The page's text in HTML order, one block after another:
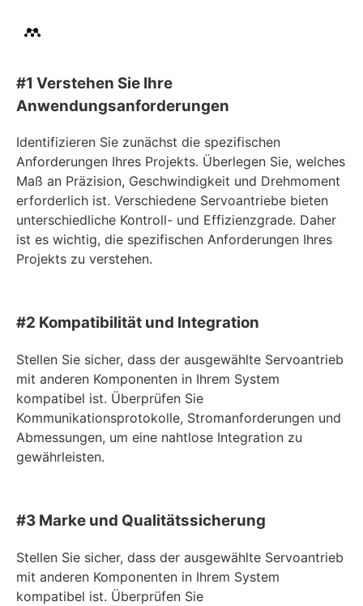
#1 Verstehen Sie Ihre
Anwendungsanforderungen
Identifizieren Sie zunächst die spezifischen
Anforderungen Ihres Projekts. Überlegen Sie, welches
Maß an Präzision, Geschwindigkeit und Drehmoment
erforderlich ist. Verschiedene Servoantriebe bieten
unterschiedliche Kontroll- und Effizienzgrade. Daher
ist es wichtig, die spezifischen Anforderungen Ihres
Projekts zu verstehen.
#2 Kompatibilität und Integration
Stellen Sie sicher, dass der ausgewählte Servoantrieb
mit anderen Komponenten in Ihrem System
kompatibel ist. Überprüfen Sie
Kommunikationsprotokolle, Stromanforderungen und
Abmessungen, um eine nahtlose Integration zu
gewährleisten.
#3 Marke und Qualitätssicherung
Stellen Sie sicher, dass der ausgewählte Servoantrieb
mit anderen Komponenten in Ihrem System
kompatibel ist. Überprüfen Sie